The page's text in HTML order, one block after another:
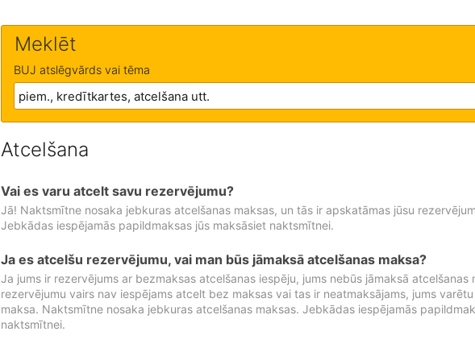
Meklēt
BUJ atslēgvārds vai tēma
Atcelšana
Vai es varu atcelt savu rezervējumu?
Jā! Naktsmītne nosaka jebkuras atcelšanas maksas, un tās ir apskatāmas jūsu
Jebkādas iespējamās papildmaksas jūs maksāsiet naktsmītnei.
Ja es atcelšu rezervējumu, vai man būs jāmaksā atcelšanas maksa?
Ja jums ir rezervējums ar bezmaksas atcelšanas iespēju, jums nebūs jāmaksā atcelšanas
rezervējumu vairs nav iespējams atcelt bez maksas vai tas ir neatmaksājams, jums
maksa. Naktsmītne nosaka jebkuras atcelšanas maksas. Jebkādas iespējamās
naktsmītnei.